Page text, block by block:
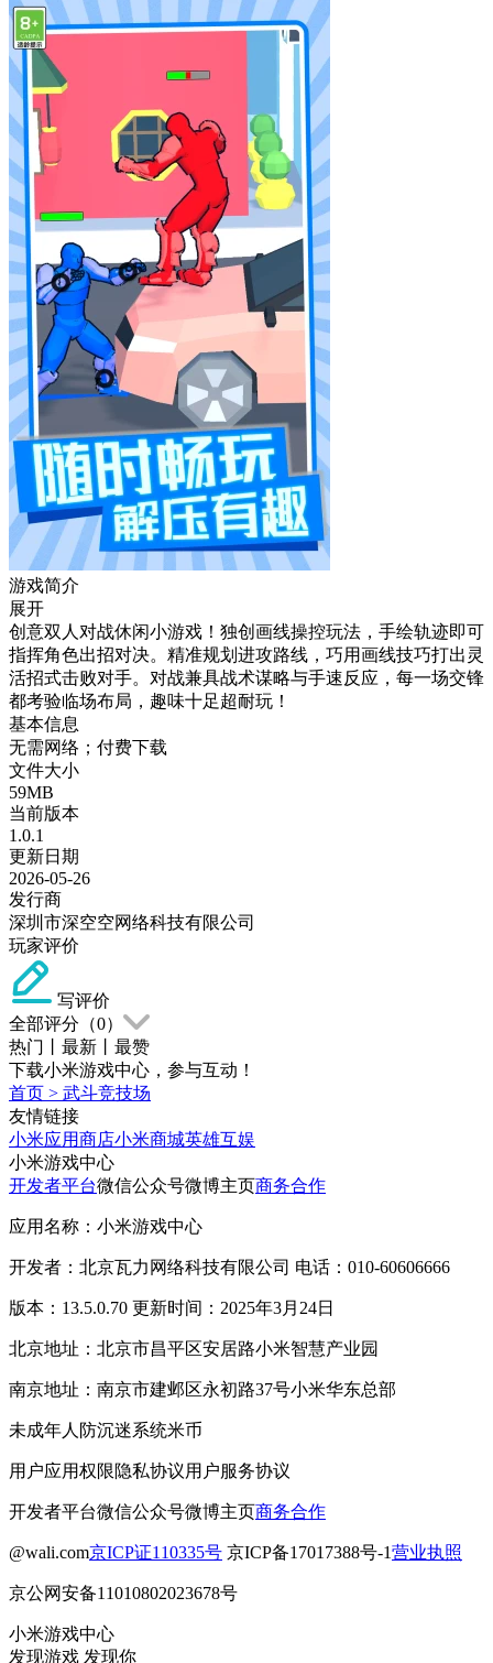
游戏简介
展开
创意双人对战休闲小游戏！独创画线操控玩法，手绘轨迹即可
指挥角色出招对决。精准规划进攻路线，巧用画线技巧打出灵
活招式击败对手。对战兼具战术谋略与手速反应，每一场交锋
都考验临场布局，趣味十足超耐玩！
基本信息
无需网络；付费下载
文件大小
59MB
当前版本
1.0.1
更新日期
2026-05-26
发行商
深圳市深空空网络科技有限公司
玩家评价
写评价
全部评分（0）
热门
最新
最赞
下载小米游戏中心，参与互动！
首页 > 武斗竞技场
友情链接
小米应用商店小米商城英雄互娱
小米游戏中心
开发者平台微信公众号微博主页商务合作
应用名称：小米游戏中心
开发者：北京瓦力网络科技有限公司 电话：010-60606666
版本：13.5.0.70 更新时间：2025年3月24日
北京地址：北京市昌平区安居路小米智慧产业园
南京地址：南京市建邺区永初路37号小米华东总部
未成年人防沉迷系统米币
用户应用权限隐私协议用户服务协议
开发者平台微信公众号微博主页商务合作
@wali.com京ICP证110335号 京ICP备17017388号-1营业执照
京公网安备11010802023678号
小米游戏中心
发现游戏 发现你